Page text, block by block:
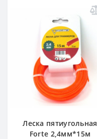
Леска пятиугольная
Forte 2,4мм*15м